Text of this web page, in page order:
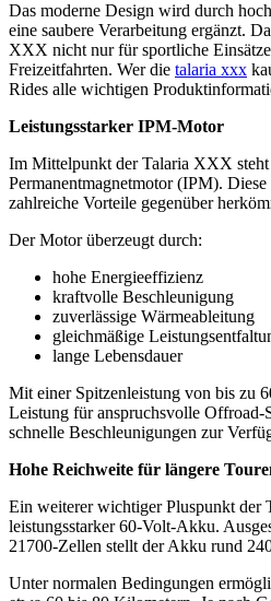
Das moderne Design wird durch
eine saubere Verarbeitung ergänzt.
XXX nicht nur für sportliche
Freizeitfahrten. Wer die talaria xxx
Rides alle wichtigen
Leistungsstarker IPM-Motor
Im Mittelpunkt der Talaria XXX
Permanentmagnetmotor (IPM).
zahlreiche Vorteile gegenüber
Der Motor überzeugt durch:
hohe Energieeffizienz
kraftvolle Beschleunigung
zuverlässige Wärmeableitung
gleichmäßige
lange Lebensdauer
Mit einer Spitzenleistung von bis zu
Leistung für anspruchsvolle Offroad-
schnelle Beschleunigungen zur
Hohe Reichweite für längere
Ein weiterer wichtiger Pluspunkt
leistungsstarker 60-Volt-Akku.
21700-Zellen stellt der Akku rund
Unter normalen Bedingungen